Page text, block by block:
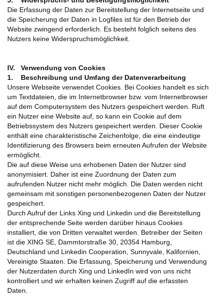
Die Erfassung der Daten zur Bereitstellung der Internetseite und
die Speicherung der Daten in Logfiles ist für den Betrieb der
Website zwingend erforderlich. Es besteht folglich seitens des
Nutzers keine Widerspruchsmöglichkeit.
IV. Verwendung von Cookies
1. Beschreibung und Umfang der Datenverarbeitung
Unsere Webseite verwendet Cookies. Bei Cookies handelt es sich
um Textdateien, die im Internetbrowser bzw. vom Internetbrowser
auf dem Computersystem des Nutzers gespeichert werden. Ruft
ein Nutzer eine Website auf, so kann ein Cookie auf dem
Betriebssystem des Nutzers gespeichert werden. Dieser Cookie
enthält eine charakteristische Zeichenfolge, die eine eindeutige
Identifizierung des Browsers beim erneuten Aufrufen der Website
ermöglicht.
Die auf diese Weise uns erhobenen Daten der Nutzer sind
anonymisiert. Daher ist eine Zuordnung der Daten zum
aufrufenden Nutzer nicht mehr möglich. Die Daten werden nicht
gemeinsam mit sonstigen personenbezogenen Daten der Nutzer
gespeichert.
Durch Aufruf der Links Xing und Linkedin und die Bereitstellung
der entsprechende Seite werden darüber hinaus Cookies
installiert, die von Dritten verwaltet werden. Betreiber der Seiten
ist die XING SE, Dammtorstraße 30, 20354 Hamburg,
Deutschland und Linkedin Cooperation, Sunnyvale, Kalifornien,
Vereinigte Staaten. Die Erfassung, Speicherung und Verwendung
der Nutzerdaten durch Xing und LinkedIn wird von uns nicht
kontrolliert und wir erhalten keinen Zugriff auf die erfassten
Daten.